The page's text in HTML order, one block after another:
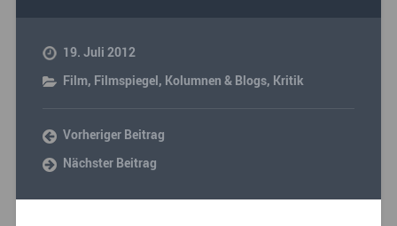
19. Juli 2012
Film, Filmspiegel, Kolumnen & Blogs, Kritik
Vorheriger Beitrag
Nächster Beitrag